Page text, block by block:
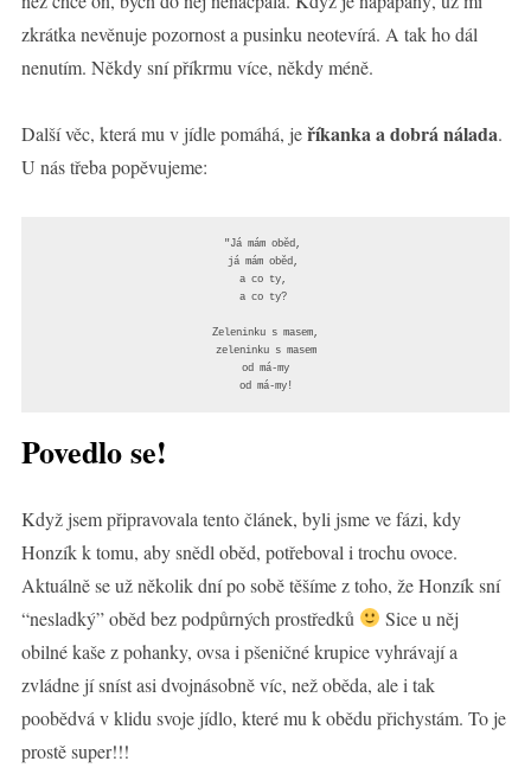
zkrátka nevěnuje pozornost a pusinku neotevírá. A tak ho dál
nenutím. Někdy sní příkrmu více, někdy méně.
Další věc, která mu v jídle pomáhá, jeříkanka a dobrá nálada.
U nás třeba popěvujeme:
"Já mám oběd,
já mám oběd,
a co ty,
a co ty?
Zeleninku s masem,
zeleninku s masem
od má-my
od má-my!
Povedlo se!
Když jsem připravovala tento článek, byli jsme ve fázi, kdy
Honzík k tomu, aby snědl oběd, potřeboval i trochu ovoce.
Aktuálně se už několik dní po sobě těšíme z toho, že Honzík sní
“nesladký” oběd bez podpůrných prostředků
Sice u něj
obilné kaše z pohanky, ovsa i pšeničné krupice vyhrávají a
zvládne jí sníst asi dvojnásobně víc, než oběda, ale i tak
poobědvá v klidu svoje jídlo, které mu k obědu přichystám. To je
prostě super!!!